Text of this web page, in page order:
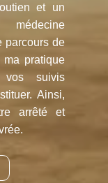
et un
parcours de
pratique
vos suivis
Ainsi,
arrêté et